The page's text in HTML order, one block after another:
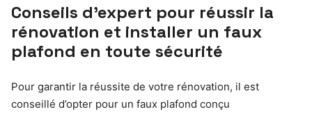
Conseils d’expert pour réussir la
rénovation et installer un faux
plafond en toute sécurité
Pour garantir la réussite de votre rénovation, il est
conseillé d’opter pour un faux plafond conçu